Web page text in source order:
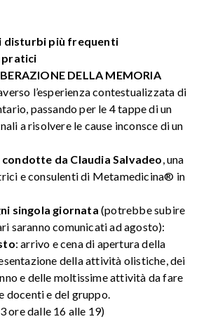
disturbi più frequenti
pratici
DELLA MEMORIA
l’esperienza contestualizzata di
passando per le 4 tappe di un
a risolvere le cause inconsce di un
da Claudia Salvadeo, una
e consulenti di Metamedicina® in
singola giornata (potrebbe subire
saranno comunicati ad agosto):
: arrivo e cena di apertura della
della attività olistiche, dei
e delle moltissime attività da fare
docenti e del gruppo.
ore dalle 16 alle 19)